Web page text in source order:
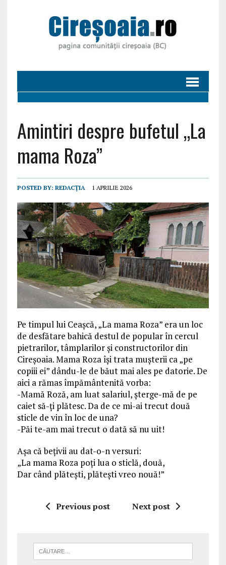
Amintiri despre bufetul „La
mama Roza”
POSTED BY: REDACȚIA 1 APRILIE 2026
Pe timpul lui Ceașcă, „La mama Roza” era un loc
de desfătare bahică destul de popular în cercul
pietrarilor, tâmplarilor și constructorilor din
Cireșoaia. Mama Roza își trata mușterii ca „pe
copiii ei” dându-le de băut mai ales pe datorie. De
aici a rămas împământenită vorba:
-Mamă Roză, am luat salariul, șterge-mă de pe
caiet să-ți plătesc. Da de ce mi-ai trecut două
sticle de vin în loc de una?
-Păi te-am mai trecut o dată să nu uit!
Așa că bețivii au dat-o-n versuri:
„La mama Roza poți lua o sticlă, două,
Dar când plătești, plătești vreo nouă!”
Previous post Next post